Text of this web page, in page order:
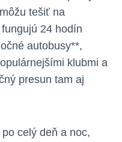
tešiť na
24 hodín
autobusy**,
klubmi a
presun tam aj
celý deň a noc,